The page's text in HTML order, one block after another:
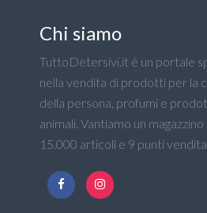
Chi siamo
TuttoDetersivi.it è un portale
nella vendita di prodotti per la
della persona, profumi e
animali. Vantiamo un
15.000 articoli e 9 punti